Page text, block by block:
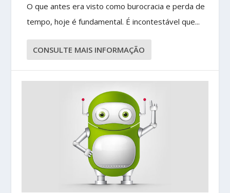
O que antes era visto como burocracia e perda de
tempo, hoje é fundamental. É incontestável que...
CONSULTE MAIS INFORMAÇÃO